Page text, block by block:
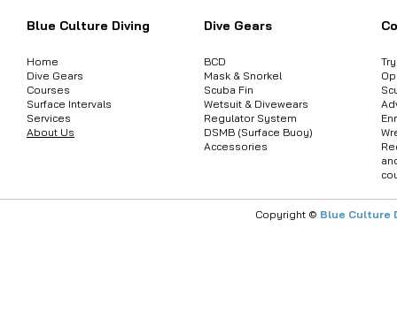
Blue Culture Diving
Home
Dive Gears
Courses
Surface Intervals
Services
About Us
Dive Gears
BCD
Mask & Snorkel
Scuba Fin
Wetsuit & Divewears
Regulator System
DSMB (Surface Buoy)
Accessories
Copyright © Blue Culture